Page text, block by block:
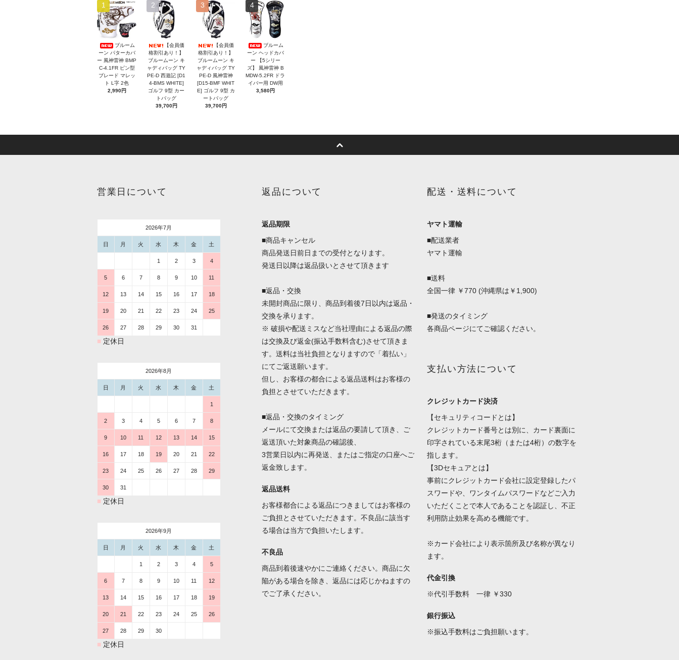
1
ブルーム
ーン パターカバ
ー 風神雷神 BMP
C-4.1FR ピン型
ブレード マレッ
ト L字 2色
2,990円
2
【会員価
格割引あり！】
ブルームーン キ
ャディバッグ TY
PE-D 西遊記 [D1
4-BMS WHITE]
ゴルフ 9型 カー
トバッグ
39,700円
3
【会員価
格割引あり！】
ブルームーン キ
ャディバッグ TY
PE-D 風神雷神
[D15-BMF WHIT
E] ゴルフ 9型 カ
ートバッグ
39,700円
4
ブルーム
ーン ヘッドカバ
ー 【5シリー
ズ】 風神雷神 B
MDW-5.2FR ドラ
イバー用 DW用
3,580円
営業日について
2026年7月
日 月 火 水 木 金 土
1 2 3 4
5 6 7 8 9 10 11
12 13 14 15 16 17 18
19 20 21 22 23 24 25
26 27 28 29 30 31
■ 定休日
2026年8月
日 月 火 水 木 金 土
1
2 3 4 5 6 7 8
9 10 11 12 13 14 15
16 17 18 19 20 21 22
23 24 25 26 27 28 29
30 31
■ 定休日
2026年9月
日 月 火 水 木 金 土
1 2 3 4 5
6 7 8 9 10 11 12
13 14 15 16 17 18 19
20 21 22 23 24 25 26
27 28 29 30
■ 定休日
返品について
返品期限
■商品キャンセル
商品発送日前日までの受付となります。
発送日以降は返品扱いとさせて頂きます
■返品・交換
未開封商品に限り、商品到着後7日以内は返品・
交換を承ります。
※ 破損や配送ミスなど当社理由による返品の際
は交換及び返金(振込手数料含む)させて頂きま
す。送料は当社負担となりますので「着払い」
にてご返送願います。
但し、お客様の都合による返品送料はお客様の
負担とさせていただきます。
■返品・交換のタイミング
メールにて交換または返品の要請して頂き、ご
返送頂いた対象商品の確認後、
3営業日以内に再発送、またはご指定の口座へご
返金致します。
返品送料
お客様都合による返品につきましてはお客様の
ご負担とさせていただきます。不良品に該当す
る場合は当方で負担いたします。
不良品
商品到着後速やかにご連絡ください。商品に欠
陥がある場合を除き、返品には応じかねますの
でご了承ください。
配送・送料について
ヤマト運輸
■配送業者
ヤマト運輸
■送料
全国一律 ￥770 (沖縄県は￥1,900)
■発送のタイミング
各商品ページにてご確認ください。
支払い方法について
クレジットカード決済
【セキュリティコードとは】
クレジットカード番号とは別に、カード裏面に
印字されている末尾3桁（または4桁）の数字を
指します。
【3Dセキュアとは】
事前にクレジットカード会社に設定登録したパ
スワードや、ワンタイムパスワードなどご入力
いただくことで本人であることを認証し、不正
利用防止効果を高める機能です。
※カード会社により表示箇所及び名称が異なり
ます。
代金引換
※代引手数料 一律 ￥330
銀行振込
※振込手数料はご負担願います。